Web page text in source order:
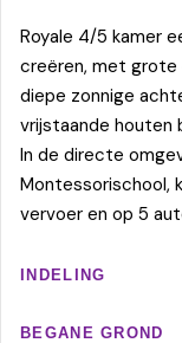
Royale 4/5 kamer
creëren, met grote
diepe zonnige
vrijstaande houten
In de directe
Montessorischool,
vervoer en op 5
INDELING
BEGANE GROND